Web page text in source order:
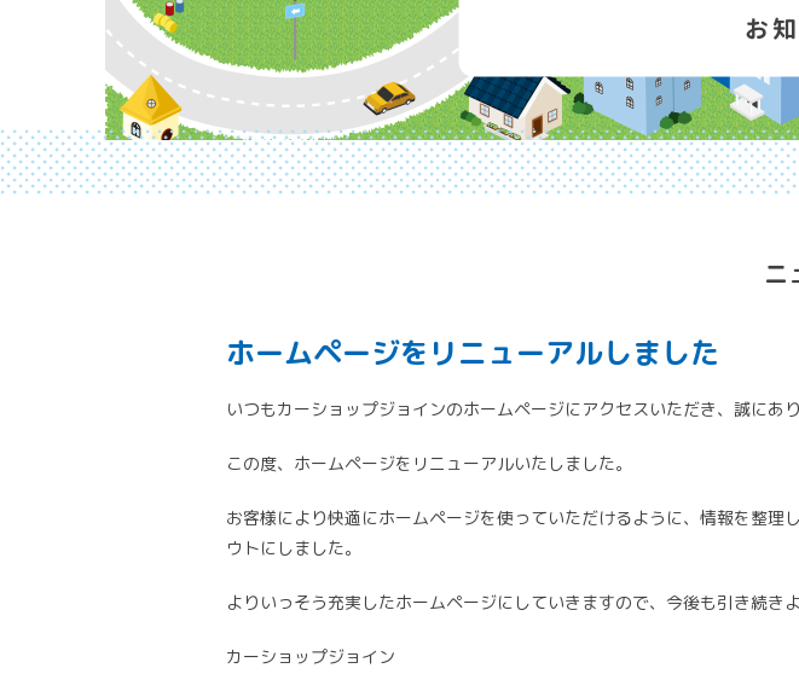
ニ
ホームページをリニューアルしました
いつもカーショップジョインのホームページにアクセスいただき、誠にあ
この度、ホームページをリニューアルいたしました。
お客様により快適にホームページを使っていただけるように、情報を整理
ウトにしました。
よりいっそう充実したホームページにしていきますので、今後も引き続き
カーショップジョイン